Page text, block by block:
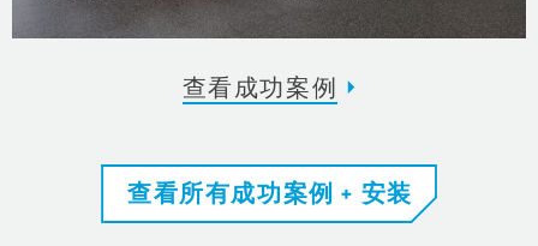
查看成功案例
查看所有成功案例 + 安装